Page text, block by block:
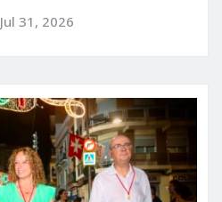
Jul 31, 2026